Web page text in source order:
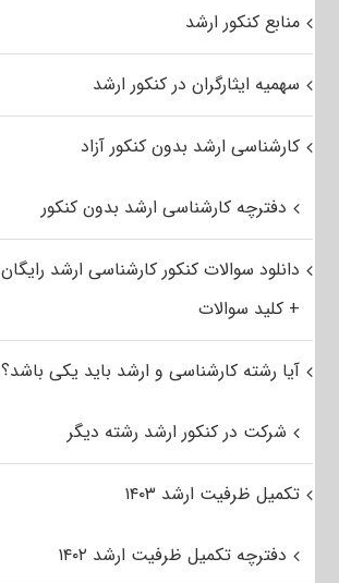
منابع کنکور ارشد
سهمیه ایثارگران در کنکور ارشد
کارشناسی ارشد بدون کنکور آزاد
دفترچه کارشناسی ارشد بدون کنکور
دانلود سوالات کنکور کارشناسی ارشد رایگان
+ کلید سوالات
آیا رشته کارشناسی و ارشد باید یکی باشد؟
شرکت در کنکور ارشد رشته دیگر
تکمیل ظرفیت ارشد ۱۴۰۳
دفترچه تکمیل ظرفیت ارشد ۱۴۰۲